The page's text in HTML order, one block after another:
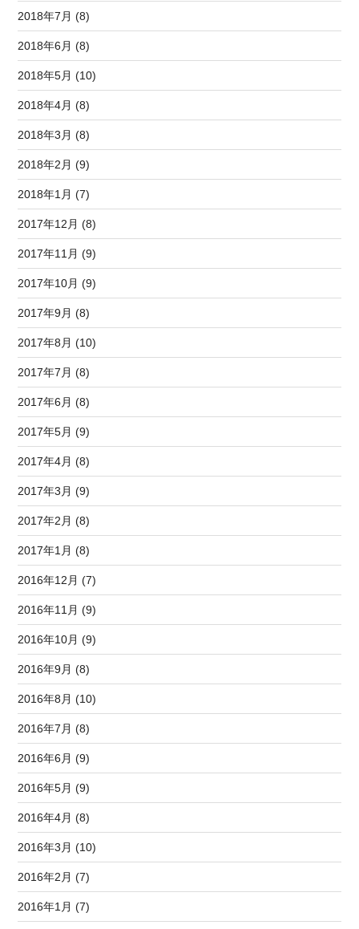
2018年7月 (8)
2018年6月 (8)
2018年5月 (10)
2018年4月 (8)
2018年3月 (8)
2018年2月 (9)
2018年1月 (7)
2017年12月 (8)
2017年11月 (9)
2017年10月 (9)
2017年9月 (8)
2017年8月 (10)
2017年7月 (8)
2017年6月 (8)
2017年5月 (9)
2017年4月 (8)
2017年3月 (9)
2017年2月 (8)
2017年1月 (8)
2016年12月 (7)
2016年11月 (9)
2016年10月 (9)
2016年9月 (8)
2016年8月 (10)
2016年7月 (8)
2016年6月 (9)
2016年5月 (9)
2016年4月 (8)
2016年3月 (10)
2016年2月 (7)
2016年1月 (7)